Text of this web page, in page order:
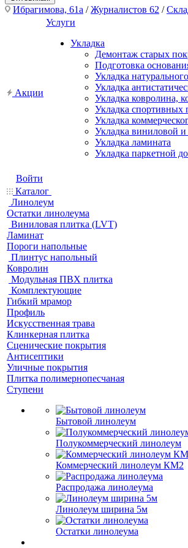
Ибрагимова, 61а /Журналистов 62 /
Акции
Услуги
Укладка
Демонтаж старых
Подготовка
Укладка
Укладка
Укладка ковролина,
Укладка спортивных
Укладка
Укладка виниловой
Укладка ламината
Укладка паркетной
Войти
Каталог
Линолеум
Остатки линолеума
Виниловая плитка (LVT)
Ламинат
Пороги напольные
Плинтус напольный
Ковролин
Модульная ПВХ плитка
Комплектующие
Гибкий мрамор
Профиль
Искусственная трава
Клинкерная плитка
Сценические покрытия
Антисептики
Уличные покрытия
Плитка полимернопесчаная
Ступени
Бытовой линолеум
Полукоммерческий линолеум
Коммерческий линолеум КМ2
Распродажа линолеума
Линолеум ширина 5м
Остатки линолеума